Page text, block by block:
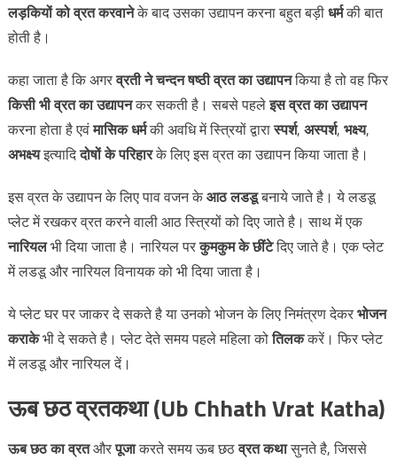
लड़कियों को व्रत करवानेके बाद उसका उद्यापन करना बहुत बड़ीधर्मकी बात
होती है।
कहा जाता है कि अगरव्रती ने चन्दन षष्ठी व्रत का उद्यापनकिया है तो वह फिर
किसी भी व्रत का उद्यापनकर सकती है। सबसे पहलेइस व्रत का उद्यापन
करना होता है एवंमासिक धर्मकी अवधि में स्त्रियों द्वारास्पर्श, अस्पर्श, भक्ष्य,
अभक्ष्यइत्यादिदोषों के परिहारके लिए इस व्रत का उद्यापन किया जाता है।
इस व्रत के उद्यापन के लिए पाव वजन केआठ लडडूबनाये जाते है। ये लडडू
प्लेट में रखकर व्रत करने वाली आठ स्त्रियों को दिए जाते है। साथ में एक
नारियलभी दिया जाता है। नारियल परकुमकुम के छींटेदिए जाते है। एक प्लेट
में लडडू और नारियल विनायक को भी दिया जाता है।
ये प्लेट घर पर जाकर दे सकते है या उनको भोजन के लिए निमंत्रण देकरभोजन
कराकेभी दे सकते है। प्लेट देते समय पहले महिला कोतिलककरें। फिर प्लेट
में लडडू और नारियल दें।
ऊब छठ व्रतकथा (Ub Chhath Vrat Katha)
ऊब छठ का व्रतऔरपूजाकरते समय ऊब छठव्रतकथासुनते है, जिससे